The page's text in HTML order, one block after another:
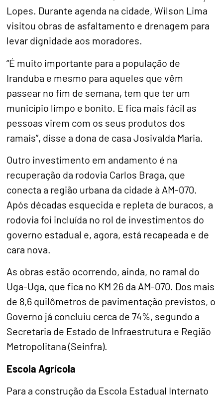
Lopes. Durante agenda na cidade, Wilson Lima
visitou obras de asfaltamento e drenagem para
levar dignidade aos moradores.
“É muito importante para a população de
Iranduba e mesmo para aqueles que vêm
passear no fim de semana, tem que ter um
município limpo e bonito. E fica mais fácil as
pessoas virem com os seus produtos dos
ramais”, disse a dona de casa Josivalda Maria.
Outro investimento em andamento é na
recuperação da rodovia Carlos Braga, que
conecta a região urbana da cidade à AM-070.
Após décadas esquecida e repleta de buracos, a
rodovia foi incluída no rol de investimentos do
governo estadual e, agora, está recapeada e de
cara nova.
As obras estão ocorrendo, ainda, no ramal do
Uga-Uga, que fica no KM 26 da AM-070. Dos mais
de 8,6 quilômetros de pavimentação previstos, o
Governo já concluiu cerca de 74%, segundo a
Secretaria de Estado de Infraestrutura e Região
Metropolitana (Seinfra).
Escola Agrícola
Para a construção da Escola Estadual Internato